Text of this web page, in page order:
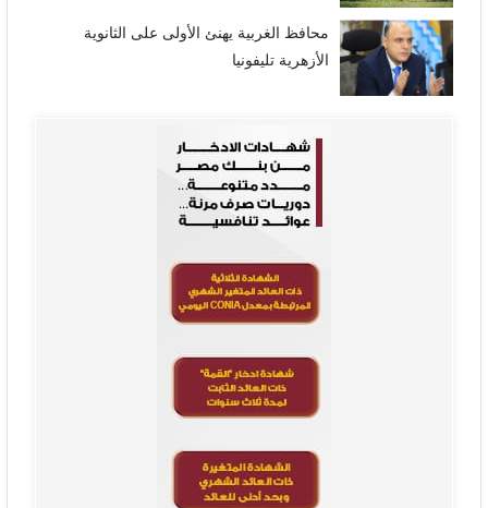
محافظ الغربية يهنئ الأولى على الثانوية
الأزهرية تليفونيا